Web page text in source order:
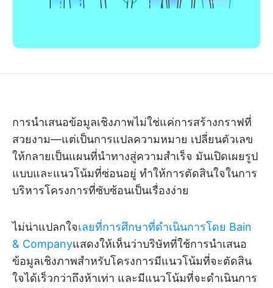
การนำเสนอข้อมูลเชิงภาพไม่ใช่แค่การสร้างกราฟที่
สวยงาม—แต่เป็นการแปลความหมาย เปลี่ยนตัวเลข
ให้กลายเป็นแผนที่นำทางสู่ความสำเร็จ มันเปิดเผยรูป
แบบและแนวโน้มที่ซ่อนอยู่ ทำให้การตัดสินใจในการ
บริหารโครงการที่ซับซ้อนเป็นเรื่องง่าย
ไม่น่าแปลกใจเลยที่การศึกษาที่ดำเนินการโดย Bain
& Companyแสดงให้เห็นว่าบริษัทที่ใช้การนำเสนอ
ข้อมูลเชิงภาพสำหรับโครงการมีแนวโน้มที่จะตัดสิน
ใจได้เร็วกว่าถึงห้าเท่า และมีแนวโน้มที่จะดำเนินการ